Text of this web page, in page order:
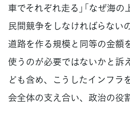
車でそれぞれ走る」「なぜ海
民間競争をしなければらない
道路を作る規模と同等の金額
使うのが必要ではないかと訴
ども含め、こうしたインフラ
会全体の支え合い、政治の役